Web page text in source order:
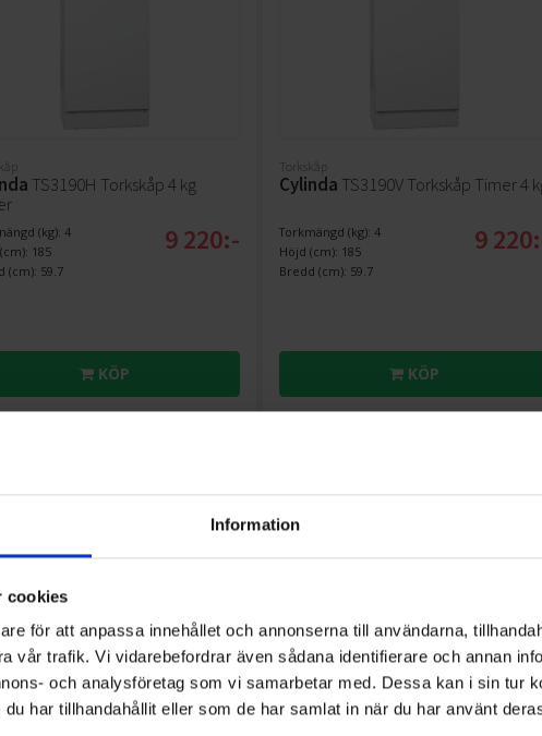
Information
cookies
för att anpassa innehållet och annonserna till användarna,
vår trafik. Vi vidarebefordrar även sådana identifierare och annan
och analysföretag som vi samarbetar med. Dessa kan i sin tur
har tillhandahållit eller som de har samlat in när du har använt
TS3190H Torkskåp 4 kg
(kg): 4
185
(cm): 59.7
9 220:-
KÖP
Torkskåp
Cylinda TS3190V Torkskåp Timer 4
Torkmängd (kg): 4
Höjd (cm): 185
Bredd (cm): 59.7
9
KÖP